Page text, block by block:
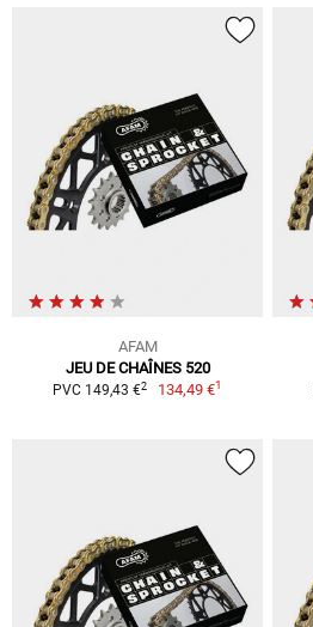
AFAM
JEU DE CHAÎNES 520
PVC 149,43 €2 134,49 €1